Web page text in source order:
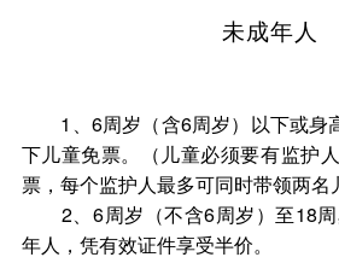
未成年人
1、6周岁（含6周岁）以下或身
下儿童免票。（儿童必须要有监护
票，每个监护人最多可同时带领两名
2、6周岁（不含6周岁）至18周
年人，凭有效证件享受半价。